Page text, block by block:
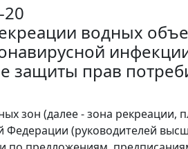
водных
защиты прав
зон (далее - зона рекреации,
(руководителей